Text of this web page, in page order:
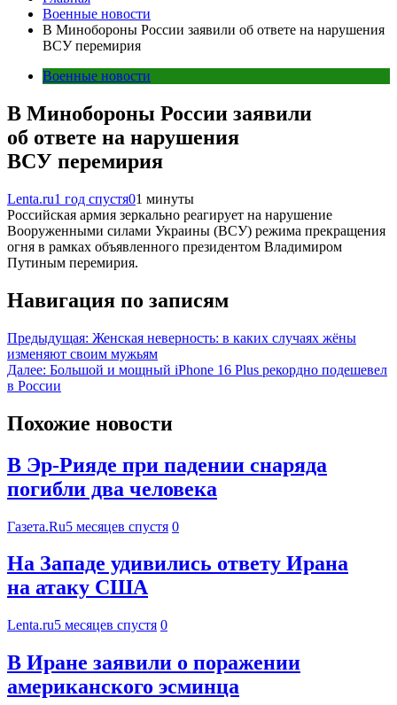
Военные новости
В Минобороны России заявили об ответе на нарушения
ВСУ перемирия
Военные новости
В Минобороны России заявили
об ответе на нарушения
ВСУ перемирия
Lenta.ru1 год спустя01 минуты
Российская армия зеркально реагирует на нарушение
Вооруженными силами Украины (ВСУ) режима прекращения
огня в рамках объявленного президентом Владимиром
Путиным перемирия.
Навигация по записям
Предыдущая: Женская неверность: в каких случаях жёны
изменяют своим мужьям
Далее: Большой и мощный iPhone 16 Plus рекордно подешевел
в России
Похожие новости
В Эр-Рияде при падении снаряда
погибли два человека
Газета.Ru5 месяцев спустя 0
На Западе удивились ответу Ирана
на атаку США
Lenta.ru5 месяцев спустя 0
В Иране заявили о поражении
американского эсминца